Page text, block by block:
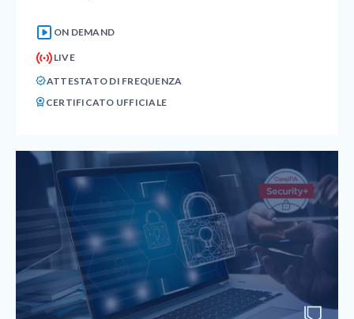
ON DEMAND
LIVE
ATTESTATO DI FREQUENZA
CERTIFICATO UFFICIALE